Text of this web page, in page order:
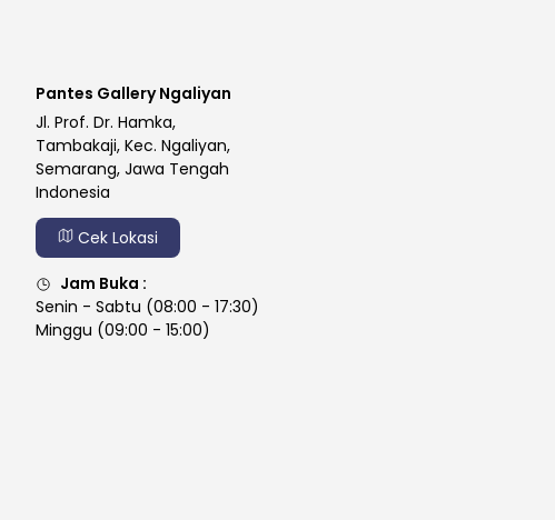
Pantes Gallery Ngaliyan
Jl. Prof. Dr. Hamka,
Tambakaji, Kec. Ngaliyan,
Semarang, Jawa Tengah
Indonesia
Cek Lokasi
Jam Buka :
Senin - Sabtu (08:00 - 17:30)
Minggu (09:00 - 15:00)